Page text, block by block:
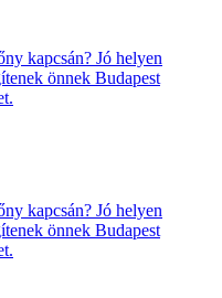
kapcsán? Jó helyen
önnek Budapest
kapcsán? Jó helyen
önnek Budapest